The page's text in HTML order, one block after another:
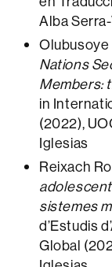
Alba
Olubusoye
Nations
Members:
in
(2022),
Iglesias
Reixach
sistemes
d’Estudis
Global